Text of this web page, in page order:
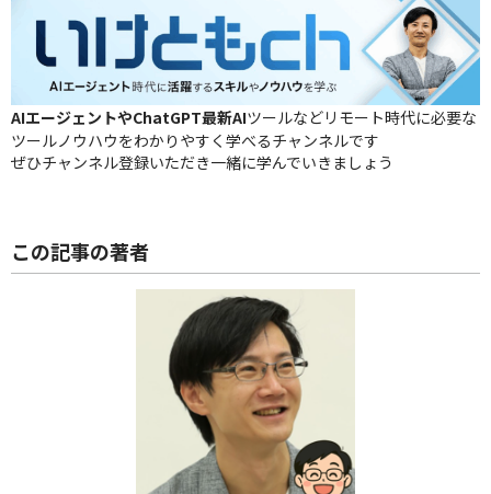
AIエージェントやChatGPT最新AIツールなどリモート時代に必要な
ツールノウハウをわかりやすく学べるチャンネルです
ぜひチャンネル登録いただき一緒に学んでいきましょう
この記事の著者